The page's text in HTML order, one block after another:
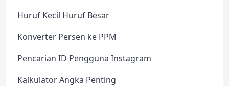
Huruf Kecil Huruf Besar
Konverter Persen ke PPM
Pencarian ID Pengguna Instagram
Kalkulator Angka Penting